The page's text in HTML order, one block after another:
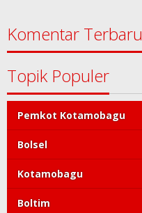
Komentar Terbaru
Topik Populer
Pemkot Kotamobagu
Bolsel
Kotamobagu
Boltim